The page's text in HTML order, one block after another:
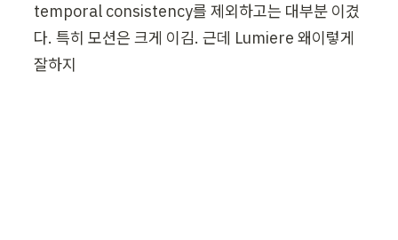
temporal consistency를 제외하고는 대부분 이겼
다. 특히 모션은 크게 이김. 근데 Lumiere 왜이렇게
잘하지